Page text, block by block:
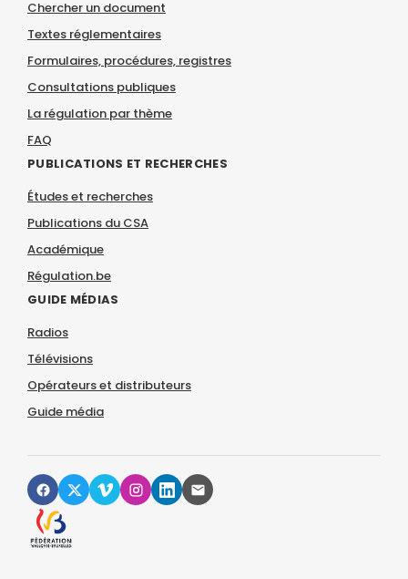
Chercher un document
Textes réglementaires
Formulaires, procédures, registres
Consultations publiques
La régulation par thème
FAQ
PUBLICATIONS ET RECHERCHES
Études et recherches
Publications du CSA
Académique
Régulation.be
GUIDE MÉDIAS
Radios
Télévisions
Opérateurs et distributeurs
Guide média